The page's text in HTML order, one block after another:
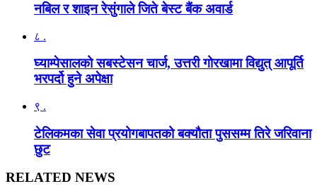
नबिल र शाइन रेसुंगाले जिते बेस्ट बैंक अवार्ड
८ .
घ्याम्पेसालको सबस्टेसन चार्ज, उत्तरी गोरखामा विद्युत् आपूर्ति
भरपर्दो हुने अपेक्षा
९ .
टेलिकमका सेवा प्रयोगबापतको बक्यौता पुससम्म तिरे जरिवाना
छुट
RELATED NEWS